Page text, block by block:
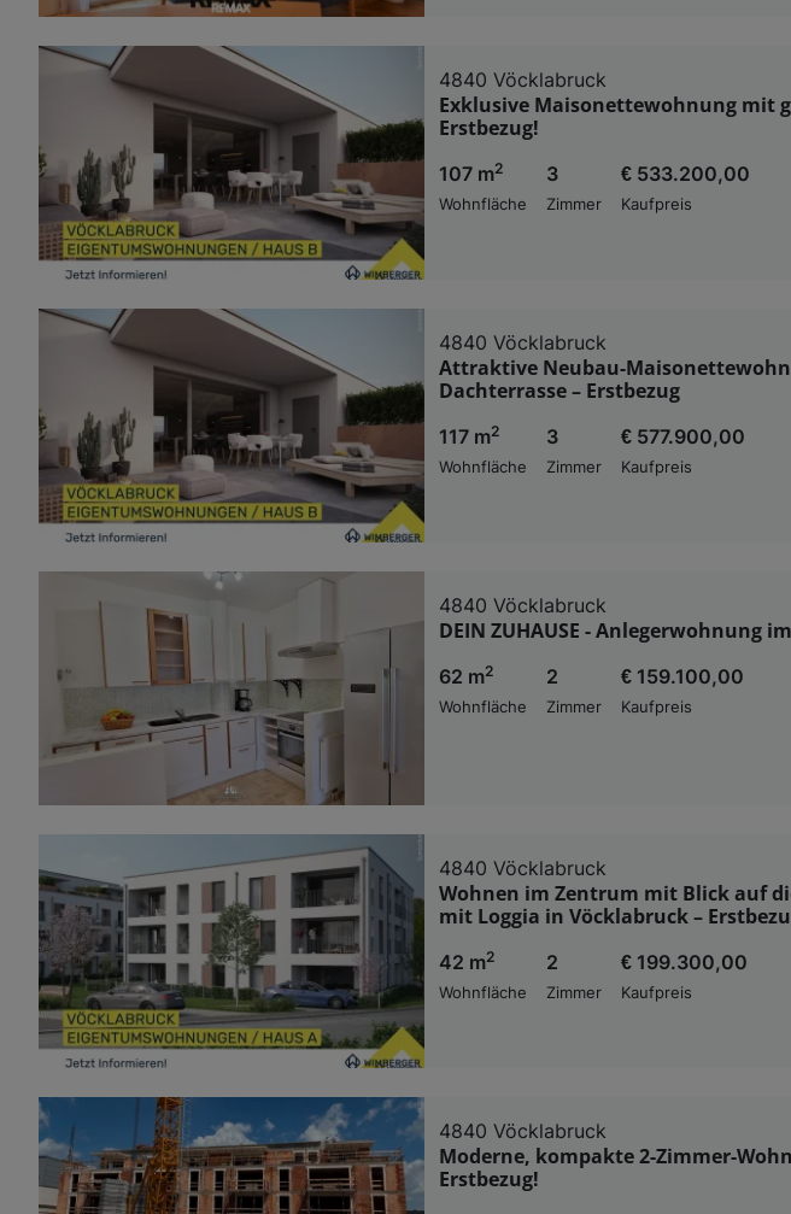
4840 Vöcklabruck
Exklusive Maisonettewohnung mit
Erstbezug!
107 m2
Wohnfläche
3
Zimmer
€ 533.200,00
Kaufpreis
4840 Vöcklabruck
Attraktive Neubau-
Dachterrasse – Erstbezug
117 m2
Wohnfläche
3
Zimmer
€ 577.900,00
Kaufpreis
4840 Vöcklabruck
DEIN ZUHAUSE - Anlegerwohnung
62 m2
Wohnfläche
2
Zimmer
€ 159.100,00
Kaufpreis
4840 Vöcklabruck
Wohnen im Zentrum mit Blick auf
mit Loggia in Vöcklabruck –
42 m2
Wohnfläche
2
Zimmer
€ 199.300,00
Kaufpreis
4840 Vöcklabruck
Moderne, kompakte 2-Zimmer-
Erstbezug!